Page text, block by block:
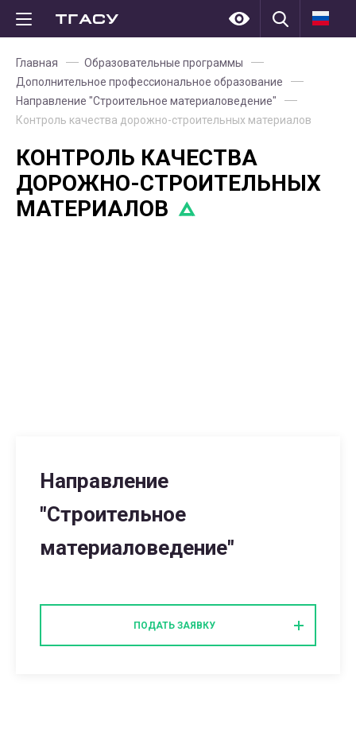
Главная
Образовательные программы
Дополнительное профессиональное образование
Направление "Строительное материаловедение"
Контроль качества дорожно-строительных материалов
КОНТРОЛЬ КАЧЕСТВА
ДОРОЖНО-СТРОИТЕЛЬНЫХ
МАТЕРИАЛОВ
Направление
"Строительное
материаловедение"
ПОДАТЬ ЗАЯВКУ